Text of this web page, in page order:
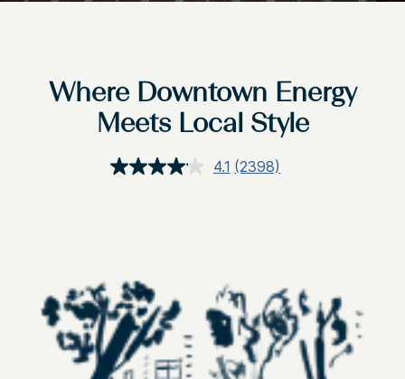
Where Downtown Energy
Meets Local Style
4.1 อ่าน
(2398)